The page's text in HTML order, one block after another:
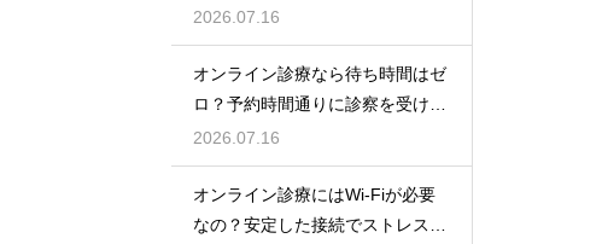
条件と傾向
2026.07.16
オンライン診療なら待ち時間はゼ
ロ？予約時間通りに診察を受ける
コツ
2026.07.16
オンライン診療にはWi-Fiが必要
なの？安定した接続でストレスフ